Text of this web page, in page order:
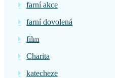
farní akce
farní dovolená
film
Charita
katecheze